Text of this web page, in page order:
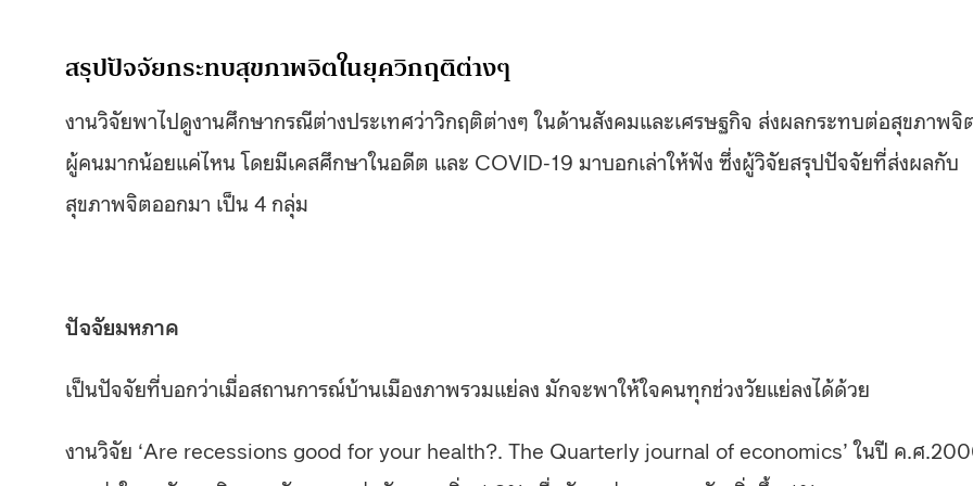
สรุปปัจจัยกระทบสุขภาพจิตในยุควิกฤติต่างๆ
งานวิจัยพาไปดูงานศึกษากรณีต่างประเทศว่าวิกฤติต่างๆ ในด้านสังคมและเศรษฐกิจ ส่งผลกระทบต่อสุขภาพจิ
ผู้คนมากน้อยแค่ไหน โดยมีเคสศึกษาในอดีต และ COVID-19 มาบอกเล่าให้ฟัง ซึ่งผู้วิจัยสรุปปัจจัยที่ส่งผลกับ
สุขภาพจิตออกมา เป็น 4 กลุ่ม
ปัจจัยมหภาค
เป็นปัจจัยที่บอกว่าเมื่อสถานการณ์บ้านเมืองภาพรวมแย่ลง มักจะพาให้ใจคนทุกช่วงวัยแย่ลงได้ด้วย
งานวิจัย ‘Are recessions good for your health?. The Quarterly journal of economics’ ในปี ค.ศ